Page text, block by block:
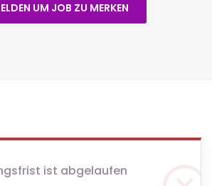
UM JOB ZU MERKEN
ist abgelaufen